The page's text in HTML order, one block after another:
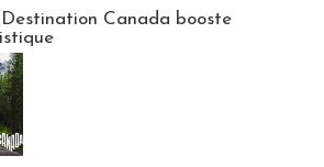
Destination Canada booste